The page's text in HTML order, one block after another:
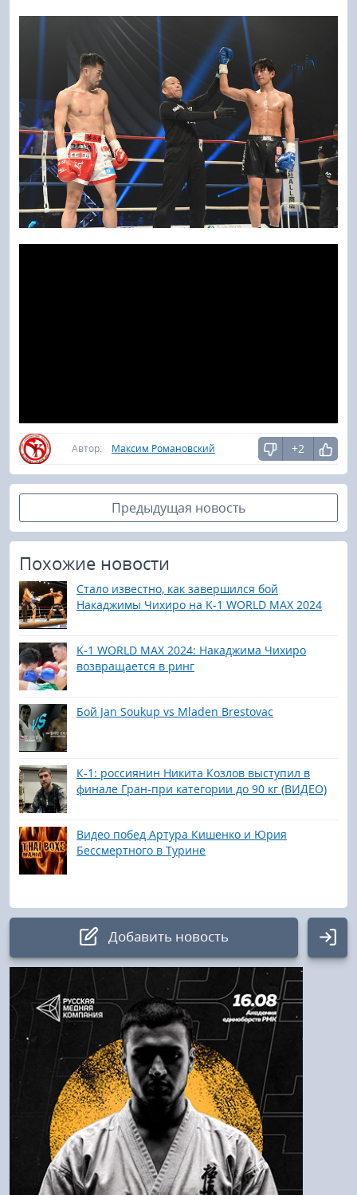
Автор: Максим Романовский +2
Предыдущая новость
Похожие новости
Стало известно, как завершился бой
Накаджимы Чихиро на K-1 WORLD MAX 2024
K-1 WORLD MAX 2024: Накаджима Чихиро
возвращается в ринг
Бой Jan Soukup vs Mladen Brestovac
К-1: россиянин Никита Козлов выступил в
финале Гран-при категории до 90 кг (ВИДЕО)
Видео побед Артура Кишенко и Юрия
Бессмертного в Турине
Добавить новость
Авторизация
Логин:
Пароль
Войти
Напомнить пароль